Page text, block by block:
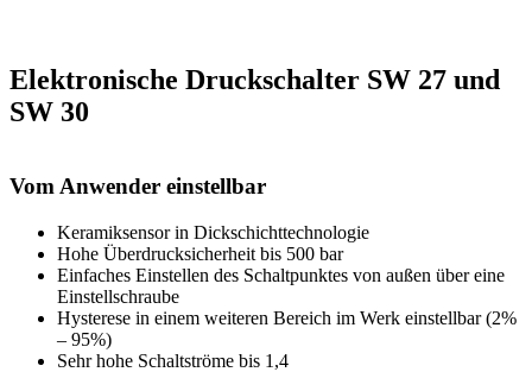
Elektronische Druckschalter SW 27 und
SW 30
Vom Anwender einstellbar
Keramiksensor in Dickschichttechnologie
Hohe Überdrucksicherheit bis 500 bar
Einfaches Einstellen des Schaltpunktes von außen über eine
Einstellschraube
Hysterese in einem weiteren Bereich im Werk einstellbar (2%
– 95%)
Sehr hohe Schaltströme bis 1,4